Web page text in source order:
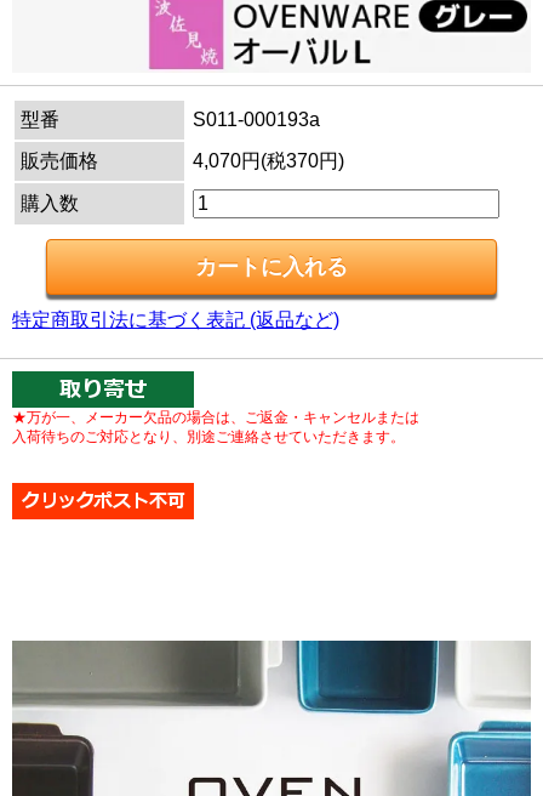
型番
S011-000193a
販売価格
4,070円(税370円)
購入数
特定商取引法に基づく表記 (返品など)
★万が一、メーカー欠品の場合は、ご返金・キャンセルまたは
入荷待ちのご対応となり、別途ご連絡させていただきます。